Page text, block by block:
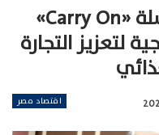
متى بشاي: إطلاق سلسلة «Carry On»
لتعزيز التجارة
اقتصاد مصر